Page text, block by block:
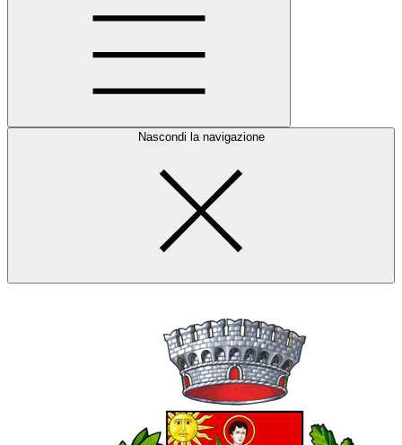
Nascondi la navigazione